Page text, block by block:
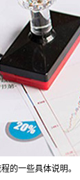
的一些具体说明。